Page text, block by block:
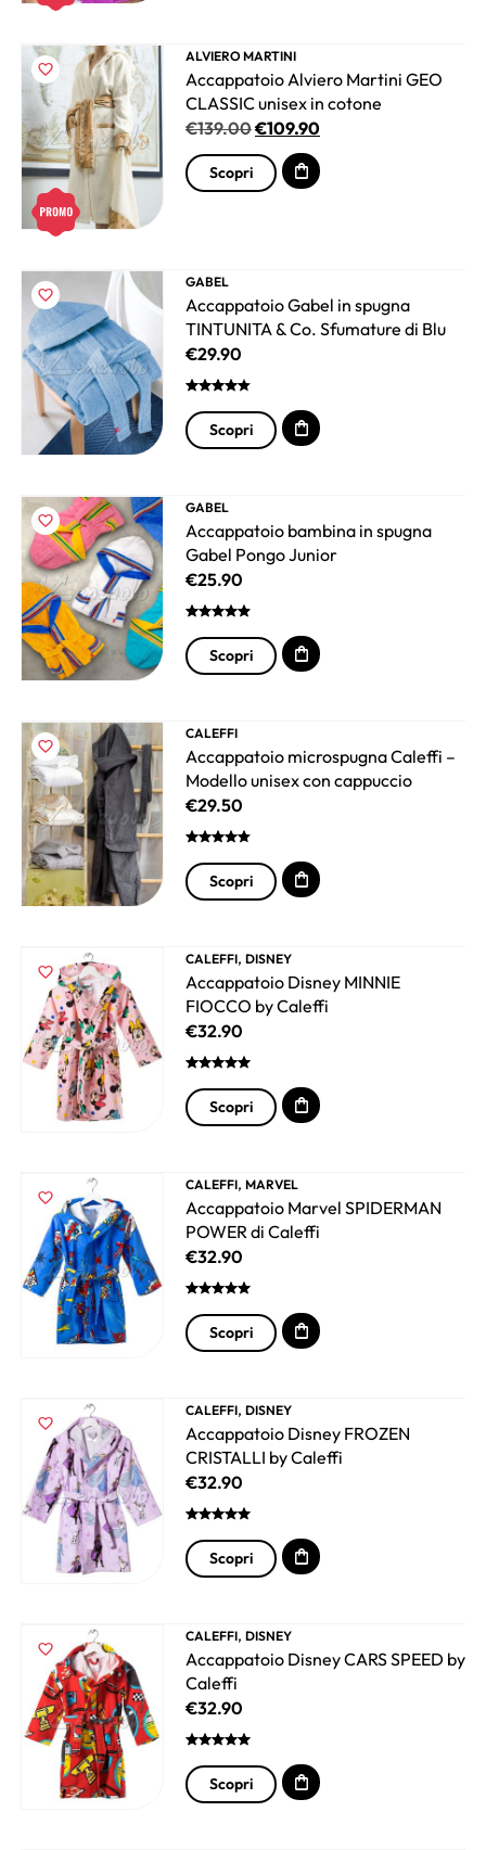
ALVIERO MARTINI
Accappatoio Alviero Martini GEO
CLASSIC unisex in cotone
€139.00€109.90
Scopri
GABEL
Accappatoio Gabel in spugna
TINTUNITA & Co. Sfumature di Blu
€29.90
Scopri
GABEL
Accappatoio bambina in spugna
Gabel Pongo Junior
€25.90
Scopri
CALEFFI
Accappatoio microspugna Caleffi –
Modello unisex con cappuccio
€29.50
Scopri
CALEFFI, DISNEY
Accappatoio Disney MINNIE
FIOCCO by Caleffi
€32.90
Scopri
CALEFFI, MARVEL
Accappatoio Marvel SPIDERMAN
POWER di Caleffi
€32.90
Scopri
CALEFFI, DISNEY
Accappatoio Disney FROZEN
CRISTALLI by Caleffi
€32.90
Scopri
CALEFFI, DISNEY
Accappatoio Disney CARS SPEED by
Caleffi
€32.90
Scopri